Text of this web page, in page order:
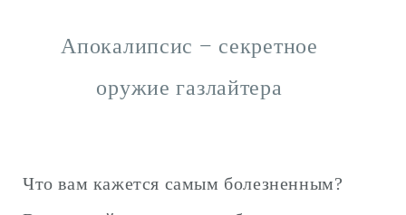
Апокалипсис − секретное
оружие газлайтера
Что вам кажется самым болезненным?